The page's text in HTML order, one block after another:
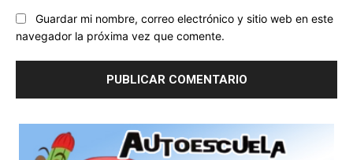
Guardar mi nombre, correo electrónico y sitio web en este
navegador la próxima vez que comente.